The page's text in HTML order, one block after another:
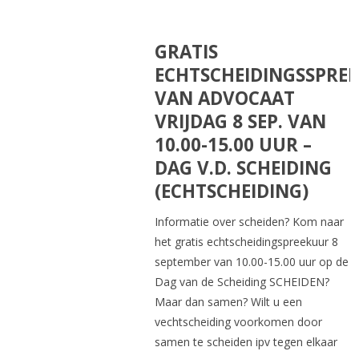
GRATIS
VAN ADVOCAAT
VRIJDAG 8 SEP. VAN
10.00-15.00 UUR –
DAG V.D. SCHEIDING
(ECHTSCHEIDING)
Informatie over scheiden? Kom naar
het gratis echtscheidingspreekuur 8
september van 10.00-15.00 uur op de
Dag van de Scheiding SCHEIDEN?
Maar dan samen? Wilt u een
vechtscheiding voorkomen door
samen te scheiden ipv tegen elkaar